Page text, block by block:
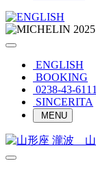
ENGLISH
BOOKING
0238-43-6111
SINCERITA
MENU